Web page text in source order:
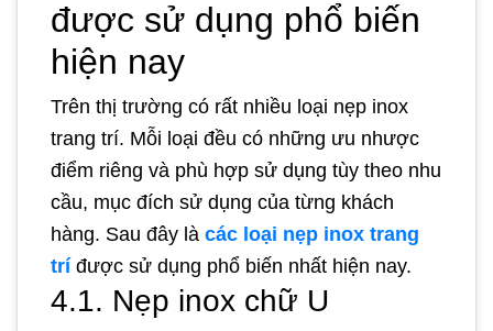
được sử dụng phổ biến
hiện nay
Trên thị trường có rất nhiều loại nẹp inox
trang trí. Mỗi loại đều có những ưu nhược
điểm riêng và phù hợp sử dụng tùy theo nhu
cầu, mục đích sử dụng của từng khách
hàng. Sau đây là các loại nẹp inox trang
trí được sử dụng phổ biến nhất hiện nay.
4.1. Nẹp inox chữ U